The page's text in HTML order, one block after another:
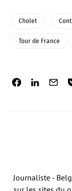
Cholet
Tour de France
Journaliste -